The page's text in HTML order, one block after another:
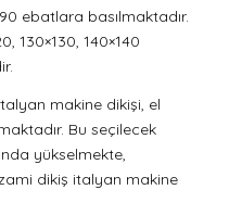
ebatlara basılmaktadır.
130×130, 140×140
makine dikişi, el
Bu seçilecek
yükselmekte,
dikiş italyan makine